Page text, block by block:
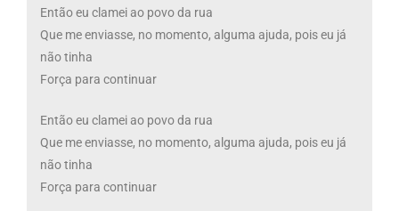
Então eu clamei ao povo da rua
Que me enviasse, no momento, alguma ajuda, pois eu já
não tinha
Força para continuar
Então eu clamei ao povo da rua
Que me enviasse, no momento, alguma ajuda, pois eu já
não tinha
Força para continuar